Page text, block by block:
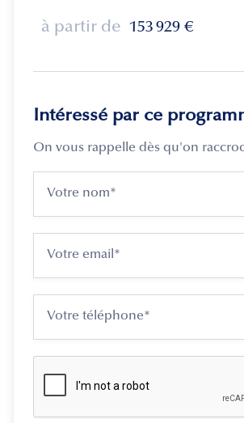
à partir de 153 929 €
Intéressé par ce
On vous rappelle dès qu'on